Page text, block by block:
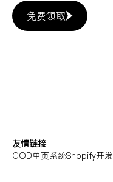
免费领取
友情链接
COD单页系统Shopify开发